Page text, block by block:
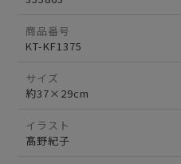
商品番号
KT-KF1375
サイズ
約37×29cm
イラスト
髙野紀子